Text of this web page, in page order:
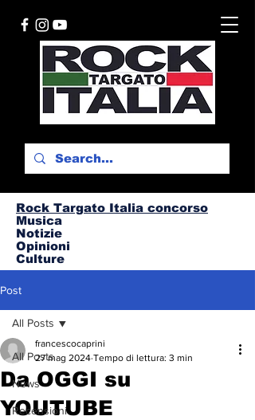
Rock Targato Italia concorso
Musica
Notizie
Opinioni
Culture
Post
All Posts
News
Recensioni
All Posts
Da OGGI su
YOUTUBE
francescocaprini
27 mag 2024 Tempo di lettura: 3 min